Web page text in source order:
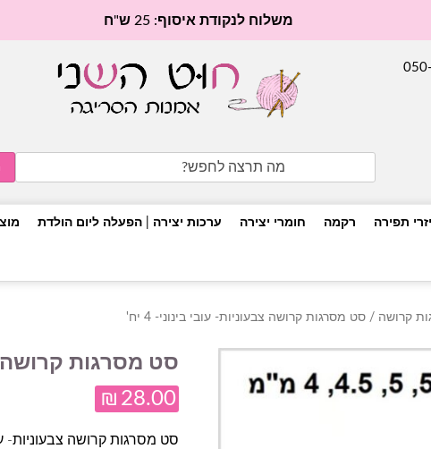
משלוח לנקודת איסוף: 25 ש"ח
for:
תפירה רקמה חומרי יצירה ערכות יצירה | הפעלה ליום הולדת
קרושה / סט מסרגות קרושה צבעוניות- עובי בינוני- 4 יח'
סט מסרגות קרושה
₪ 28.00
סט מסרגות קרושה צבעוניות- עובי